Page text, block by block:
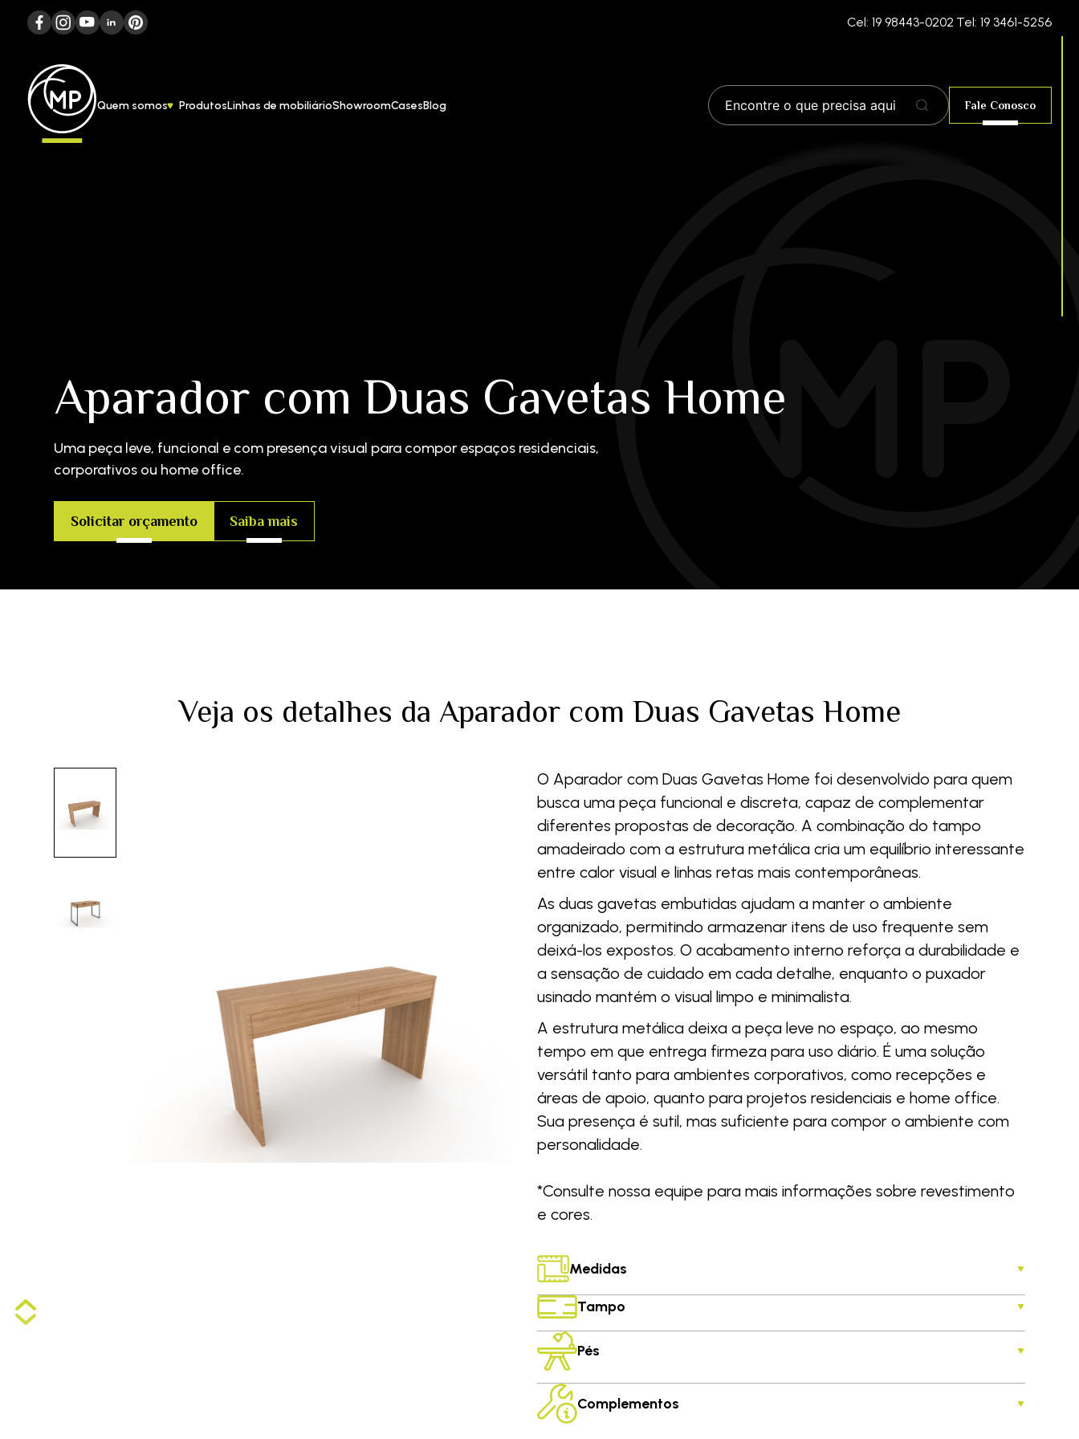
Cel: 19 98443-0202 Tel: 19 3461-5256
Quem somos ProdutosLinhas de mobiliárioShowroomCasesBlog Fale Conosco
Aparador com Duas Gavetas Home
Uma peça leve, funcional e com presença visual para compor espaços residenciais,
corporativos ou home office.
Solicitar orçamento Saiba mais
Veja os detalhes da Aparador com Duas Gavetas Home
O Aparador com Duas Gavetas Home foi desenvolvido para quem
busca uma peça funcional e discreta, capaz de complementar
diferentes propostas de decoração. A combinação do tampo
amadeirado com a estrutura metálica cria um equilíbrio interessante
entre calor visual e linhas retas mais contemporâneas.
As duas gavetas embutidas ajudam a manter o ambiente
organizado, permitindo armazenar itens de uso frequente sem
deixá-los expostos. O acabamento interno reforça a durabilidade e
a sensação de cuidado em cada detalhe, enquanto o puxador
usinado mantém o visual limpo e minimalista.
A estrutura metálica deixa a peça leve no espaço, ao mesmo
tempo em que entrega firmeza para uso diário. É uma solução
versátil tanto para ambientes corporativos, como recepções e
áreas de apoio, quanto para projetos residenciais e home office.
Sua presença é sutil, mas suficiente para compor o ambiente com
personalidade.
*Consulte nossa equipe para mais informações sobre revestimento
e cores.
Medidas
Tampo
Pés
Complementos